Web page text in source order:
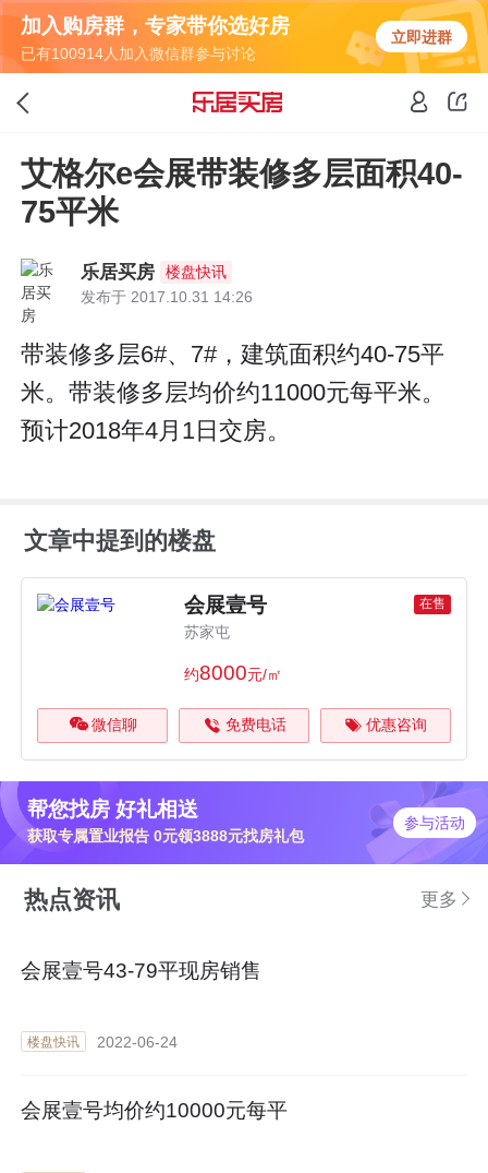
加入购房群，专家带你选好房
已有100914人加入微信群参与讨论
立即进群
艾格尔e会展带装修多层面积40-
75平米
乐居买房
楼盘快讯
发布于 2017.10.31 14:26
带装修多层6#、7#，建筑面积约40-75平
米。带装修多层均价约11000元每平米。
预计2018年4月1日交房。
文章中提到的楼盘
会展壹号 在售
苏家屯
约8000元/㎡
微信聊 免费电话 优惠咨询
帮您找房 好礼相送
获取专属置业报告 0元领3888元找房礼包
参与活动
热点资讯 更多
会展壹号43-79平现房销售
楼盘快讯 2022-06-24
会展壹号均价约10000元每平